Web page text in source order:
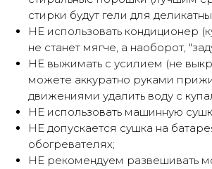
стирки будут гели для
НЕ использовать кондиционер
не станет мягче, а наоборот,
НЕ выжимать с усилием (не
можете аккуратно руками
движениями удалить воду с
НЕ использовать машинную
НЕ допускается сушка на
обогревателях;
НЕ рекомендуем развешивать